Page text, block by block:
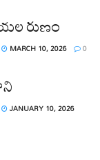
రుణం
MARCH 10, 2026 0
JANUARY 10, 2026